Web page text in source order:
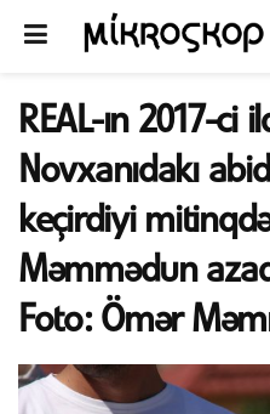
REAL-ın 2017-ci
Novxanıdakı
keçirdiyi
Məmmədun
Foto: Ömər